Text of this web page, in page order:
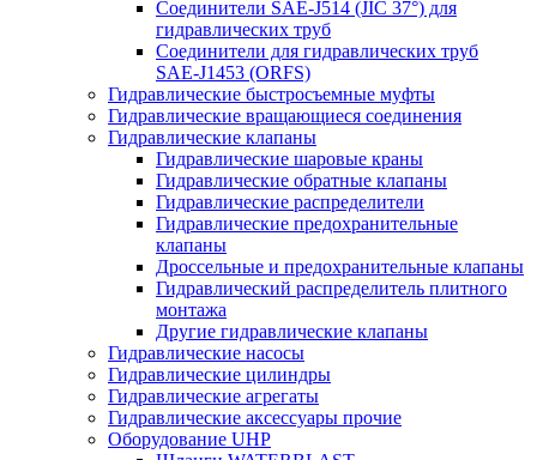
Соединители SAE-J514 (JIC 37°) для
гидравлических труб
Соединители для гидравлических труб
SAE-J1453 (ORFS)
Гидравлические быстросъемные муфты
Гидравлические вращающиеся соединения
Гидравлические клапаны
Гидравлические шаровые краны
Гидравлические обратные клапаны
Гидравлические распределители
Гидравлические предохранительные
клапаны
Дроссельные и предохранительные клапаны
Гидравлический распределитель плитного
монтажа
Другие гидравлические клапаны
Гидравлические насосы
Гидравлические цилиндры
Гидравлические агрегаты
Гидравлические аксессуары прочие
Оборудование UHP